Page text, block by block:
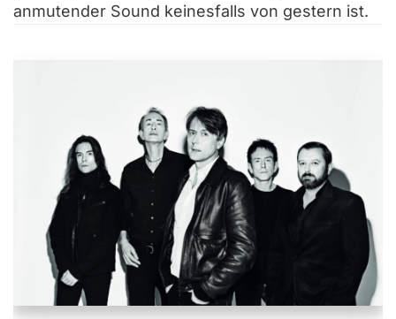
anmutender Sound keinesfalls von gestern ist.